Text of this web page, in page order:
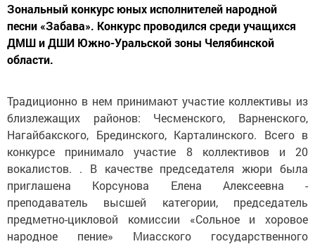
Зональный конкурс юных исполнителей народной
песни «Забава». Конкурс проводился среди учащихся
ДМШ и ДШИ Южно-Уральской зоны Челябинской
области.
Традиционно в нем принимают участие коллективы из
близлежащих районов: Чесменского, Варненского,
Нагайбакского, Брединского, Карталинского. Всего в
конкурсе принимало участие 8 коллективов и 20
вокалистов. . В качестве председателя жюри была
приглашена Корсунова Елена Алексеевна -
преподаватель высшей категории, председатель
предметно-цикловой комиссии «Сольное и хоровое
народное пение» Миасского государственного